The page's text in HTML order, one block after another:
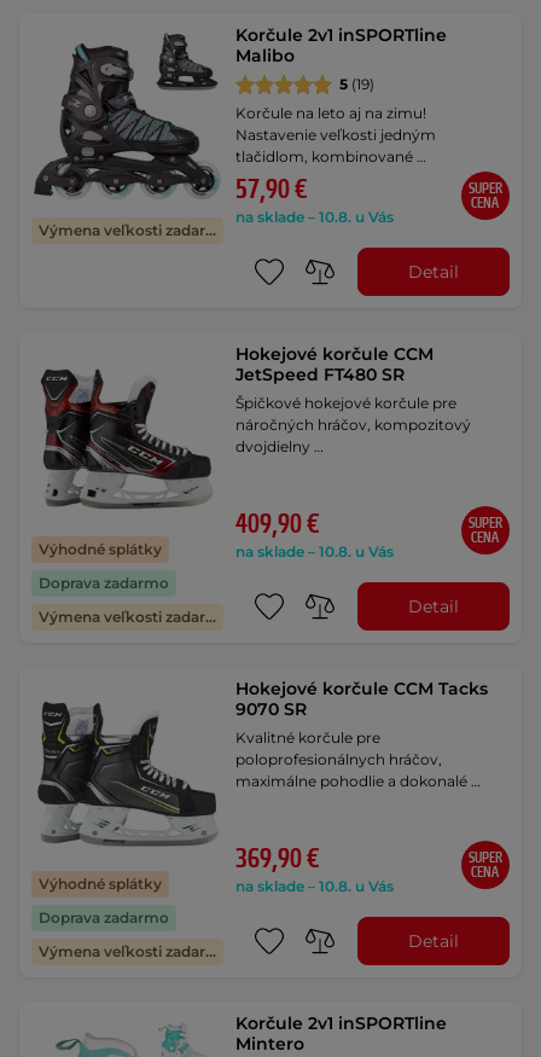
Výmena veľkosti zadarmo
Korčule 2v1 inSPORTline
Malibo
5 (19)
Korčule na leto aj na zimu!
Nastavenie veľkosti jedným
tlačidlom, kombinované …
57,90 €
na sklade – 10.8. u Vás
SUPER
CENA
Detail
Výhodné splátky
Doprava zadarmo
Výmena veľkosti zadarmo
Hokejové korčule CCM
JetSpeed FT480 SR
Špičkové hokejové korčule pre
náročných hráčov, kompozitový
dvojdielny …
409,90 €
na sklade – 10.8. u Vás
SUPER
CENA
Detail
Výhodné splátky
Doprava zadarmo
Výmena veľkosti zadarmo
Hokejové korčule CCM Tacks
9070 SR
Kvalitné korčule pre
poloprofesionálnych hráčov,
maximálne pohodlie a dokonalé …
369,90 €
na sklade – 10.8. u Vás
SUPER
CENA
Detail
Korčule 2v1 inSPORTline
Mintero